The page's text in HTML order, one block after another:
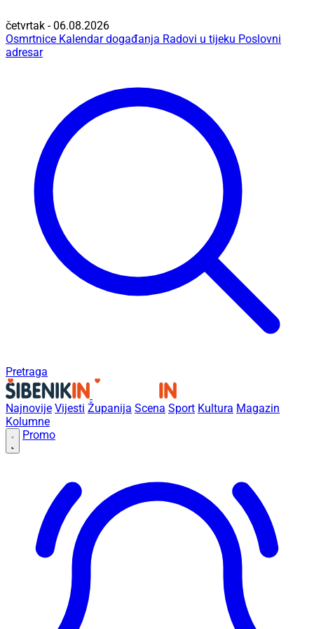
četvrtak - 06.08.2026
Osmrtnice Kalendar događanja Radovi u tijeku Poslovni
adresar
Pretraga
Najnovije Vijesti Županija Scena Sport Kultura Magazin
Kolumne
Promo